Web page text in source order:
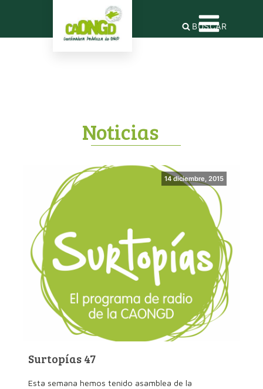
BUSCAR
Noticias
14 diciembre, 2015
Surtopías 47
Esta semana hemos tenido asamblea de la